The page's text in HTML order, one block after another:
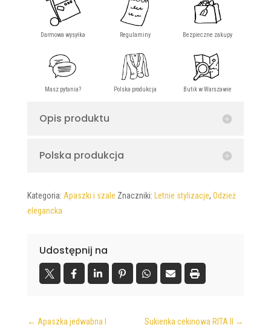
Opis produktu
Polska produkcja
Kategoria: Apaszki i szale Znaczniki: Letnie stylizacje, Odzież
elegancka
Udostępnij na
← Apaszka jedwabna I Sukienka cekinowa RITA II →